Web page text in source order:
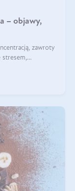
– objawy,
zawroty
stresem,